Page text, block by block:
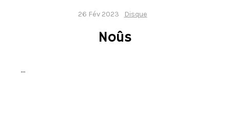
26 Fév 2023 Disque
Noûs
…